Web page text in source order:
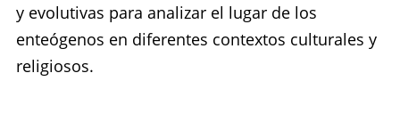
y evolutivas para analizar el lugar de los
enteógenos en diferentes contextos culturales y
religiosos.